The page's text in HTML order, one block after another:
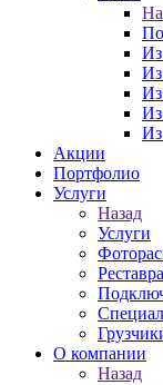
Из
Из
Из
Акции
Портфолио
Услуги
Назад
Услуги
О компании
Назад